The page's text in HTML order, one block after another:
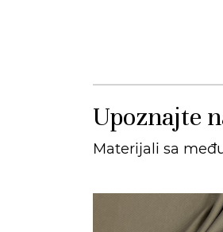
Upoznajte
Materijali sa